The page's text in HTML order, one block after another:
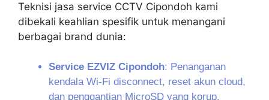
Teknisi jasa service CCTV Cipondoh kami
dibekali keahlian spesifik untuk menangani
berbagai brand dunia:
Service EZVIZ Cipondoh: Penanganan
kendala Wi-Fi disconnect, reset akun cloud,
dan penggantian MicroSD yang korup.